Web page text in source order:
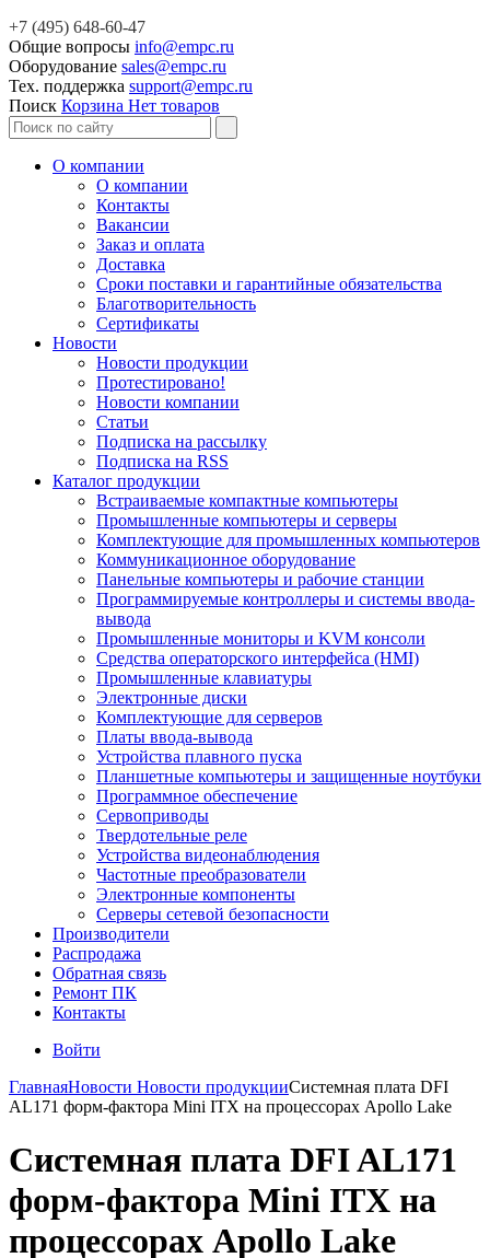
+7 (495) 648-60-47
Общие вопросы info@empc.ru
Оборудование sales@empc.ru
Тех. поддержка support@empc.ru
Поиск Корзина Нет товаров
О компании
О компании
Контакты
Вакансии
Заказ и оплата
Доставка
Сроки поставки и гарантийные обязательства
Благотворительность
Сертификаты
Новости
Новости продукции
Протестировано!
Новости компании
Статьи
Подписка на рассылку
Подписка на RSS
Каталог продукции
Встраиваемые компактные компьютеры
Промышленные компьютеры и серверы
Комплектующие для промышленных компьютеров
Коммуникационное оборудование
Панельные компьютеры и рабочие станции
Программируемые контроллеры и системы ввода-
вывода
Промышленные мониторы и KVM консоли
Средства операторского интерфейса (HMI)
Промышленные клавиатуры
Электронные диски
Комплектующие для серверов
Платы ввода-вывода
Устройства плавного пуска
Планшетные компьютеры и защищенные ноутбуки
Программное обеспечение
Сервоприводы
Твердотельные реле
Устройства видеонаблюдения
Частотные преобразователи
Электронные компоненты
Серверы сетевой безопасности
Производители
Распродажа
Обратная связь
Ремонт ПК
Контакты
Войти
ГлавнаяНовости Новости продукцииСистемная плата DFI
AL171 форм-фактора Mini ITX на процессорах Apollo Lake
Системная плата DFI AL171
форм-фактора Mini ITX на
процессорах Apollo Lake